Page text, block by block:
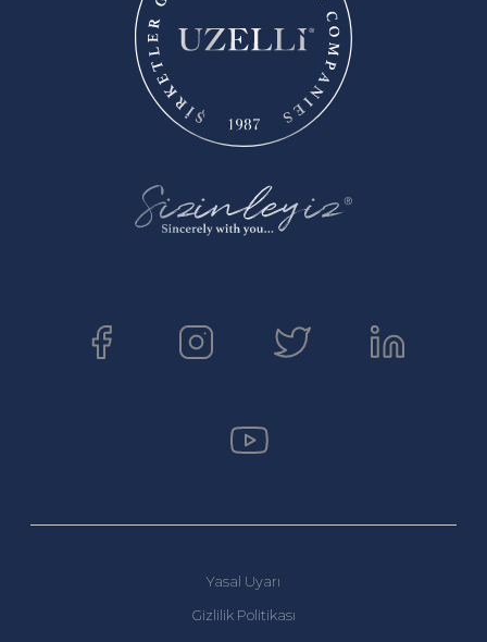
Yasal Uyarı
Gizlilik Politikası